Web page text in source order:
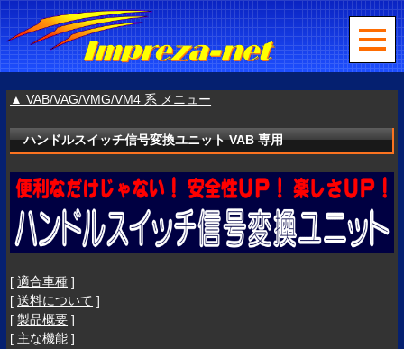
▲ VAB/VAG/VMG/VM4 系 メニュー
ハンドルスイッチ信号変換ユニット VAB 専用
[適合車種 ]
[送料について ]
[製品概要 ]
[ 主な機能 ]